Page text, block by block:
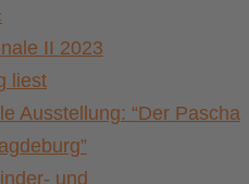
II 2023
liest
Ausstellung: “Der Pascha
und